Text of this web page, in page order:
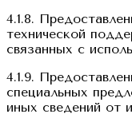
4.1.8.
технической
связанных с
4.1.9.
специальных
иных сведений от